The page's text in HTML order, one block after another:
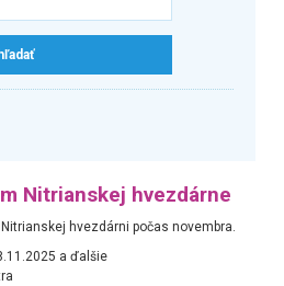
Nitrianskej hvezdárne
hvezdárni počas novembra.
a ďalšie